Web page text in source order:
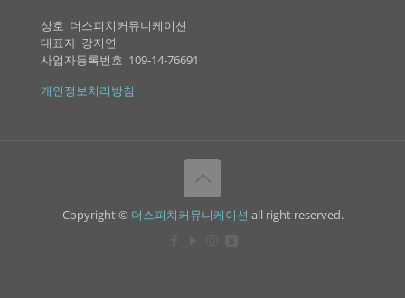
상호 더스피치커뮤니케이션
대표자 강지연
사업자등록번호 109-14-76691
개인정보처리방침
Copyright © 더스피치커뮤니케이션 all right reserved.